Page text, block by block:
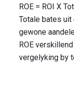
ROE = ROI X
Totale bates
gewone
ROE
vergelyking by